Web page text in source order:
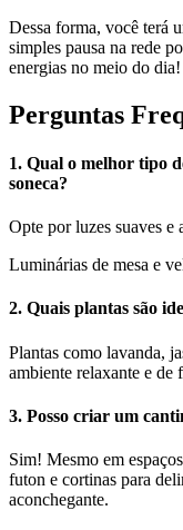
Dessa forma, você terá
simples pausa na rede
energias no meio do dia!
Perguntas
1. Qual o melhor tipo
soneca?
Opte por luzes suaves e
Luminárias de mesa e
2. Quais plantas são
Plantas como lavanda,
ambiente relaxante e de
3. Posso criar um
Sim! Mesmo em
futon e cortinas para
aconchegante.